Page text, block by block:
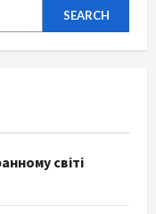
SEARCH
світі